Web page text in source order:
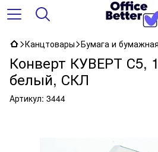
Канцтовары Бумага и
Конверт КУВЕРТ С5,
белый, СКЛ
Артикул: 3444